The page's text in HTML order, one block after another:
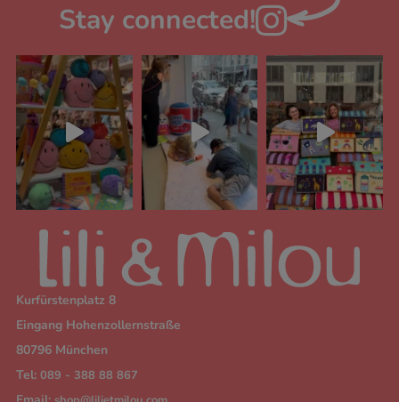
Stay connected!
Kurfürstenplatz 8
Eingang Hohenzollernstraße
80796 München
Tel: 089 - 388 88 867